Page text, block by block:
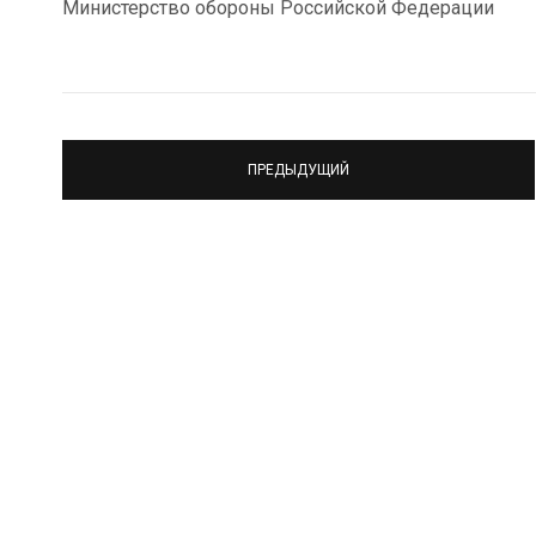
Министерство обороны Российской Федерации
ПРЕДЫДУЩИЙ